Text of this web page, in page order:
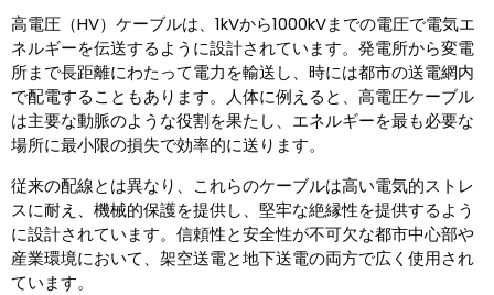
高電圧（HV）ケーブルは、1kVから1000kVまでの電圧で電気エ
ネルギーを伝送するように設計されています。発電所から変電
所まで長距離にわたって電力を輸送し、時には都市の送電網内
で配電することもあります。人体に例えると、高電圧ケーブル
は主要な動脈のような役割を果たし、エネルギーを最も必要な
場所に最小限の損失で効率的に送ります。
従来の配線とは異なり、これらのケーブルは高い電気的ストレ
スに耐え、機械的保護を提供し、堅牢な絶縁性を提供するよう
に設計されています。信頼性と安全性が不可欠な都市中心部や
産業環境において、架空送電と地下送電の両方で広く使用され
ています。